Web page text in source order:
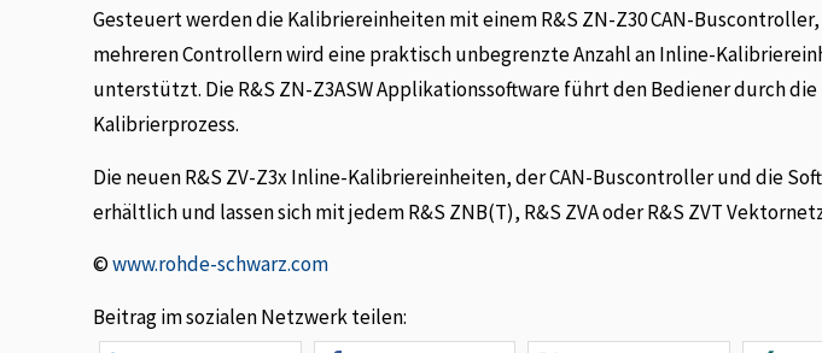
Gesteuert werden die Kalibriereinheiten mit einem R&S ZN-Z30 CAN-
mehreren Controllern wird eine praktisch unbegrenzte Anzahl an Inline-
unterstützt. Die R&S ZN-Z3ASW Applikationssoftware führt den Bediener durch
Kalibrierprozess.
Die neuen R&S ZV-Z3x Inline-Kalibriereinheiten, der CAN-Buscontroller und die
erhältlich und lassen sich mit jedem R&S ZNB(T), R&S ZVA oder R&S ZVT
©www.rohde-schwarz.com
Beitrag im sozialen Netzwerk teilen: